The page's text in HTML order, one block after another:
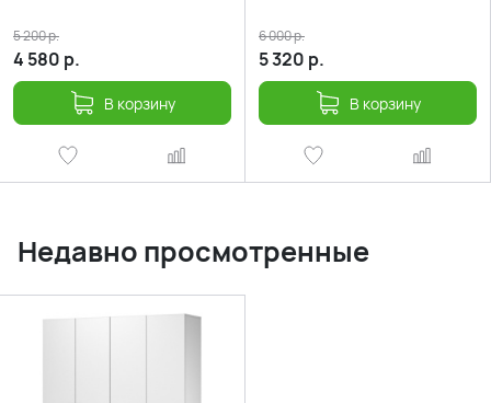
4 580 р.
5 200р.
В корзину
5 320 р.
6 000р.
В корзину
Недавно просмотренные